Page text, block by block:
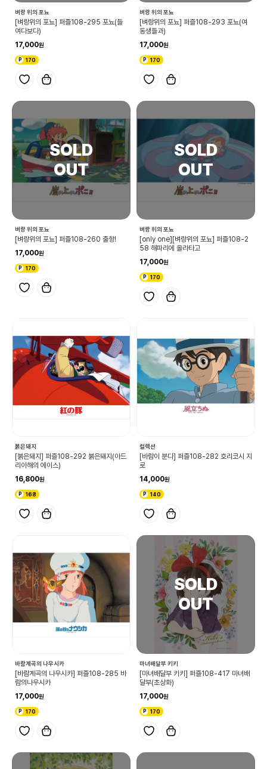
벼랑 위의 포뇨
[벼랑위의 포뇨] 퍼즐108-295 포뇨(들
여다보다)
17,000
170
벼랑 위의 포뇨
[벼랑위의 포뇨] 퍼즐108-293 포뇨(여
동생들과)
17,000
170
벼랑 위의 포뇨
[벼랑위의 포뇨] 퍼즐108-260 출항!
17,000
170
벼랑 위의 포뇨
[only one][벼랑위의 포뇨] 퍼즐108-2
58 해파리에 올라타고
17,000
170
붉은돼지
[붉은돼지] 퍼즐108-292 붉은돼지(아드
리아해의 에이스)
16,800
168
컬렉션
[바람이 분다] 퍼즐108-282 호리코시 지
로
14,000
140
바람계곡의 나우시카
[바람계곡의 나우시카] 퍼즐108-285 바
람의나우시카
17,000
170
마녀배달부 키키
[마녀배달부 키키] 퍼즐108-417 마녀배
달부(초상화)
17,000
170